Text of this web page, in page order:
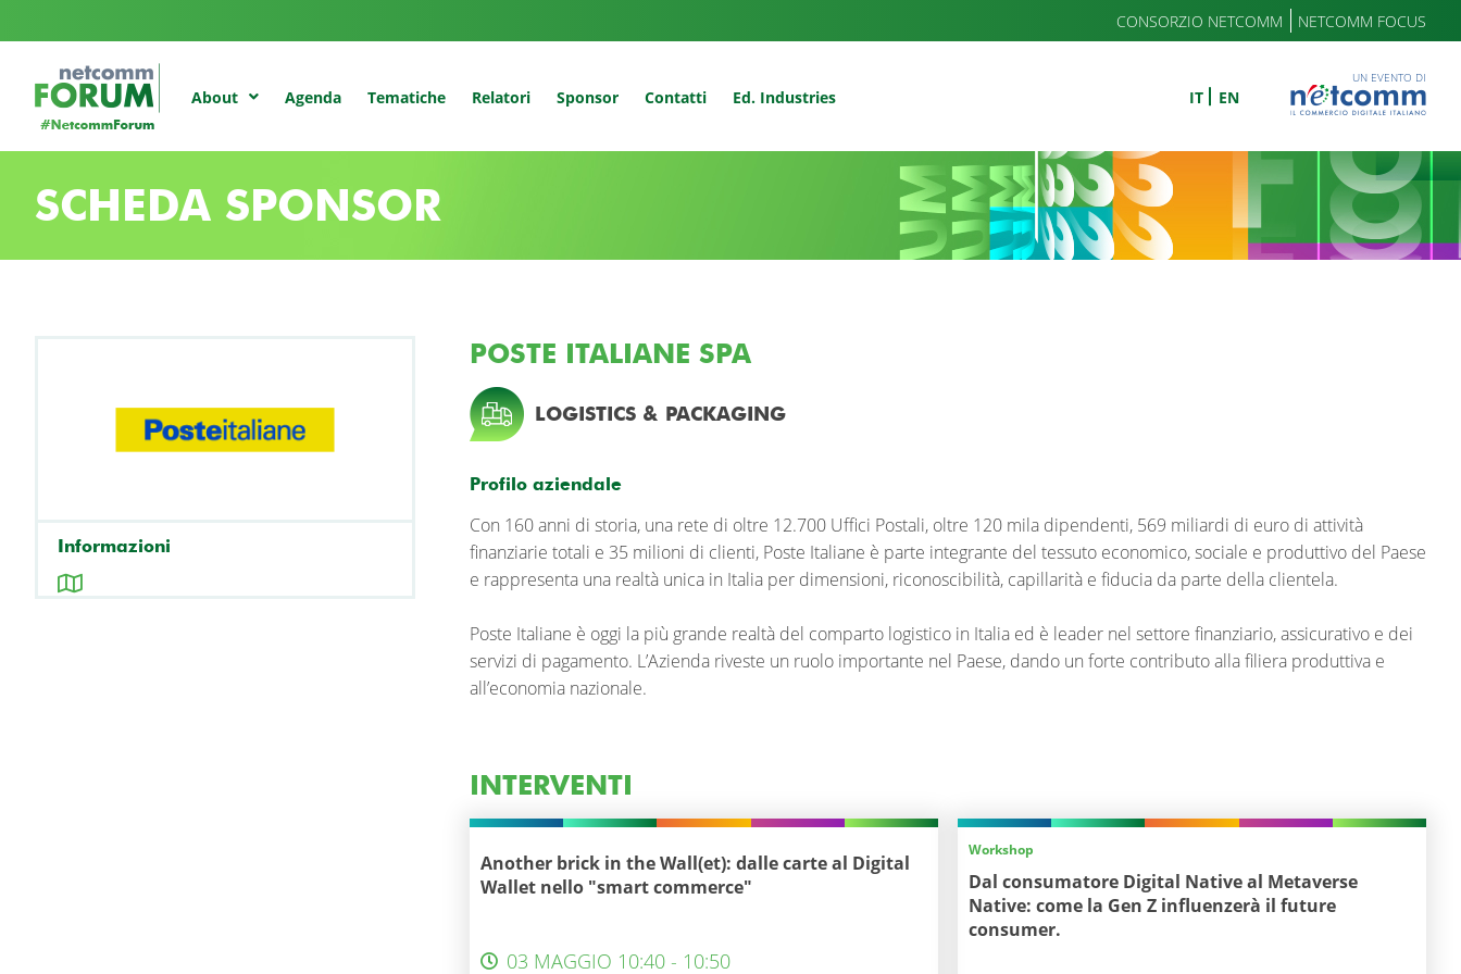
CONSORZIO NETCOMM NETCOMM FOCUS
About Agenda Tematiche Relatori Sponsor Contatti Ed. Industries IT EN
UN EVENTO DI
SCHEDA SPONSOR
Informazioni
POSTE ITALIANE SPA
LOGISTICS & PACKAGING
Profilo aziendale
Con 160 anni di storia, una rete di oltre 12.700 Uffici Postali, oltre 120 mila dipendenti, 569 miliardi di euro di attività
finanziarie totali e 35 milioni di clienti, Poste Italiane è parte integrante del tessuto economico, sociale e produttivo del Paese
e rappresenta una realtà unica in Italia per dimensioni, riconoscibilità, capillarità e fiducia da parte della clientela.
Poste Italiane è oggi la più grande realtà del comparto logistico in Italia ed è leader nel settore finanziario, assicurativo e dei
servizi di pagamento. L’Azienda riveste un ruolo importante nel Paese, dando un forte contributo alla filiera produttiva e
all’economia nazionale.
INTERVENTI
Another brick in the Wall(et): dalle carte al Digital
Wallet nello "smart commerce"
03 MAGGIO 10:40 - 10:50
Workshop
Dal consumatore Digital Native al Metaverse
Native: come la Gen Z influenzerà il future
consumer.